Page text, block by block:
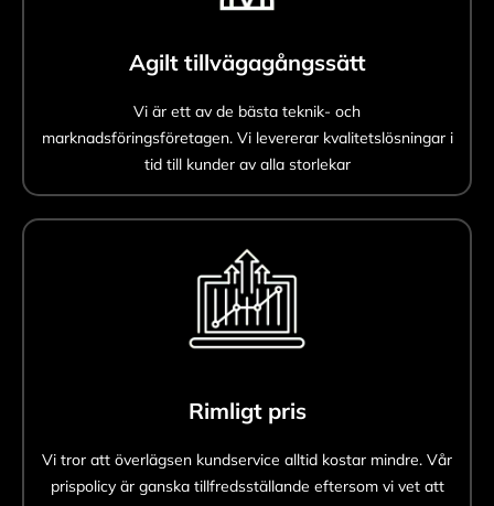
Agilt tillvägagångssätt
Vi är ett av de bästa teknik- och
marknadsföringsföretagen. Vi levererar kvalitetslösningar i
tid till kunder av alla storlekar
Rimligt pris
Vi tror att överlägsen kundservice alltid kostar mindre. Vår
prispolicy är ganska tillfredsställande eftersom vi vet att